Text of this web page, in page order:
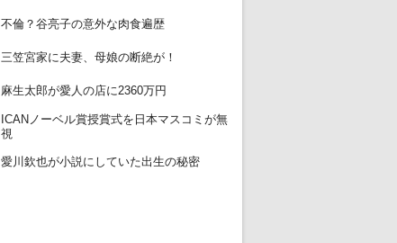
16
不倫？谷亮子の意外な肉食遍歴
17
三笠宮家に夫妻、母娘の断絶が！
18
麻生太郎が愛人の店に2360万円
19
ICANノーベル賞授賞式を日本マスコミが無
視
20
愛川欽也が小説にしていた出生の秘密